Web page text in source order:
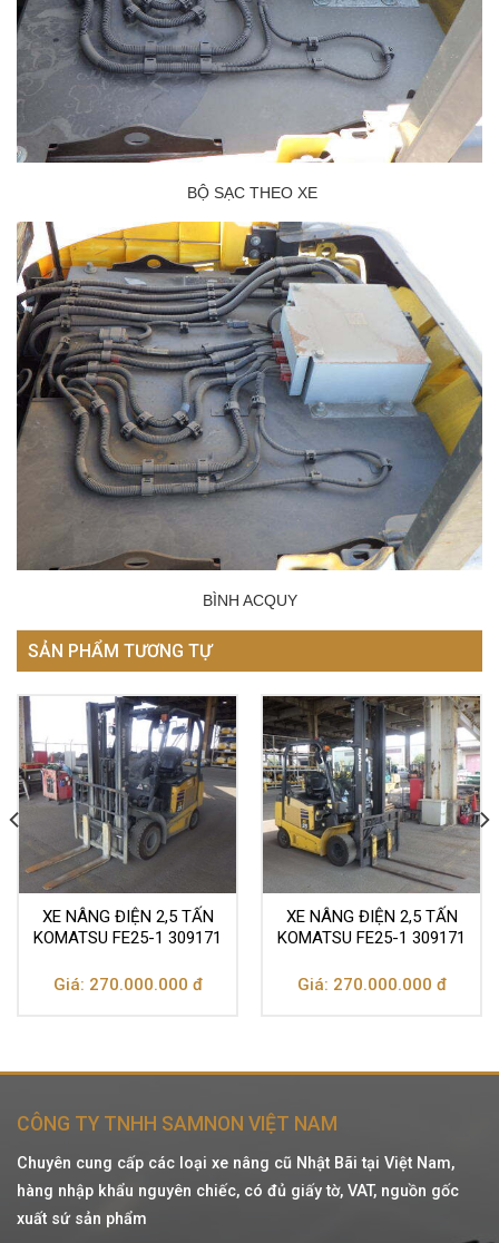
BỘ SẠC THEO XE
BÌNH ACQUY
SẢN PHẨM TƯƠNG TỰ
XE NÂNG ĐIỆN 2,5 TẤN
KOMATSU FE25-1 309171
Giá: 270.000.000 đ
XE NÂNG ĐIỆN 2,5 TẤN
KOMATSU FE25-1 309171
Giá: 270.000.000 đ
CÔNG TY TNHH SAMNON VIỆT NAM
Chuyên cung cấp các loại xe nâng cũ Nhật Bãi tại Việt Nam,
hàng nhập khẩu nguyên chiếc, có đủ giấy tờ, VAT, nguồn gốc
xuất sứ sản phẩm